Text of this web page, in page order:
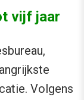
vijf jaar
Volgens